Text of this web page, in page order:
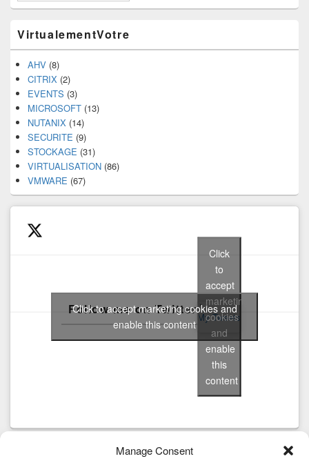
Manage Consent
VirtualementVotre
AHV (8)
CITRIX (2)
EVENTS (3)
MICROSOFT (13)
NUTANIX (14)
SECURITE (9)
STOCKAGE (31)
VIRTUALISATION (86)
VMWARE (67)
Follow me on TwitterMy Tweets
Click
to
accept
marketing
cookies
and
enable
this
content
Click to accept marketing cookies and
enable this content